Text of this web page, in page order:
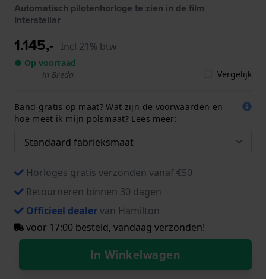
Automatisch pilotenhorloge te zien in de film
Interstellar
1.145,- Incl 21% btw
● Op voorraad
in Breda
Vergelijk
Band gratis op maat? Wat zijn de voorwaarden en
hoe meet ik mijn polsmaat? Lees meer:
Horloges gratis verzonden vanaf €50
Retourneren binnen 30 dagen
Officieel dealervan Hamilton
voor 17:00 besteld, vandaag verzonden!
In Winkelwagen